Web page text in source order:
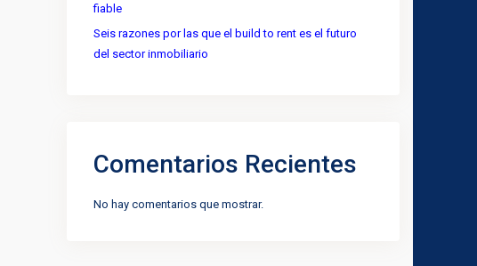
fiable
Seis razones por las que el build to rent es el futuro
del sector inmobiliario
Comentarios Recientes
No hay comentarios que mostrar.